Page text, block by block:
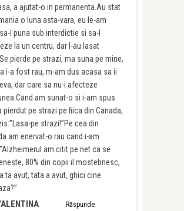
a ajutat-o in permanenta.Au stat
o luna asta-vara, eu le-am
l puna sub interdictie si sa-l
la un centru, dar l-au lasat
pierde pe strazi, ma suna pe mine,
i-a fost rau, m-am dus acasa sa ii
dar care sa nu-i afecteze
am sunat-o si i-am spus
pierdut pe strazi pe fiica din Canada,
pe strazi!”Pe cea din
am enervat-o rau cand i-am
am citit pe net ca se
80% din copii il mostebnesc,
ta avut, tata a avut, ghici cine
Răspunde